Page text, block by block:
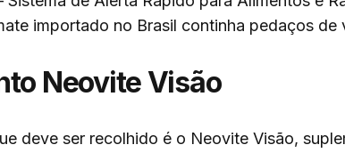
importado no Brasil continha pedaços de
Neovite Visão
deve ser recolhido é o Neovite Visão,